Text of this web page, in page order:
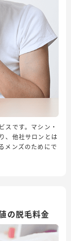
スです。マシン・
、他社サロンとは
メンズのためにで
の脱毛料金